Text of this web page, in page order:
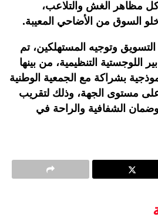
كل مظاهر الغش والتلاعب،
السوق من الأضاحي المعيبة.
وتوجيه المستهلكين، تم
اللوجستية التنظيمية، من بينها
بشراكة مع الجمعية الوطنية
على مستوى الجهة، وذلك لتقريب
الشفافية والراحة في